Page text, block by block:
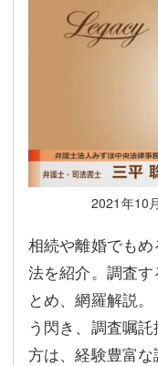
2021年10
相続や離婚でも
法を紹介。調査
とめ、網羅解説
う閃き、調査嘱
方は、経験豊富